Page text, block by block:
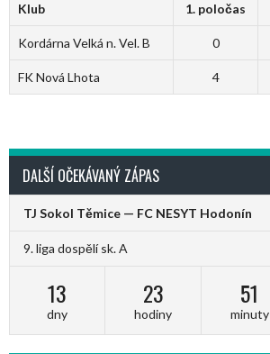
Klub 1. poločas
Kordárna Velká n. Vel. B 0
FK Nová Lhota 4
DALŠÍ OČEKÁVANÝ ZÁPAS
TJ Sokol Těmice — FC NESYT Hodonín
9. liga dospělí sk. A
13
dny
23
hodiny
51
minuty